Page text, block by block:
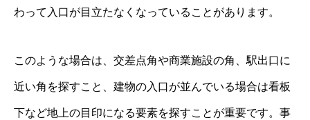
わって入口が目立たなくなっていることがあります。
このような場合は、交差点角や商業施設の角、駅出口に
近い角を探すこと、建物の入口が並んでいる場合は看板
下など地上の目印になる要素を探すことが重要です。事